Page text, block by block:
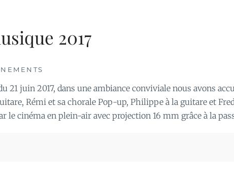
2017
21 juin 2017, dans une ambiance conviviale nous avons
Rémi et sa chorale Pop-up, Philippe à la guitare et
le cinéma en plein-air avec projection 16 mm grâce à la